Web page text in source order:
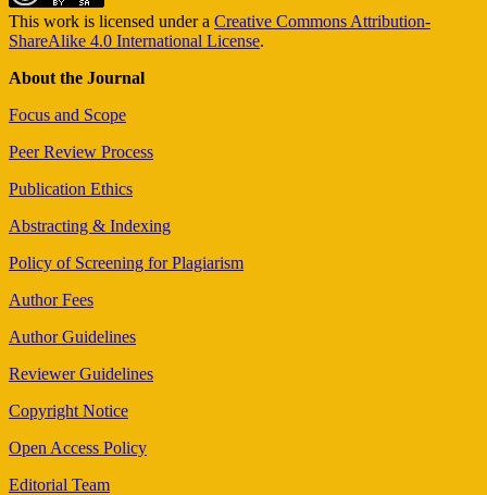
This work is licensed under a Creative Commons Attribution-
ShareAlike 4.0 International License.
About the Journal
Focus and Scope
Peer Review Process
Publication Ethics
Abstracting & Indexing
Policy of Screening for Plagiarism
Author Fees
Author Guidelines
Reviewer Guidelines
Copyright Notice
Open Access Policy
Editorial Team